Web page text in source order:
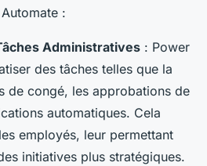
:
Administratives : Power
des tâches telles que la
de congé, les approbations de
automatiques. Cela
employés, leur permettant
initiatives plus stratégiques.